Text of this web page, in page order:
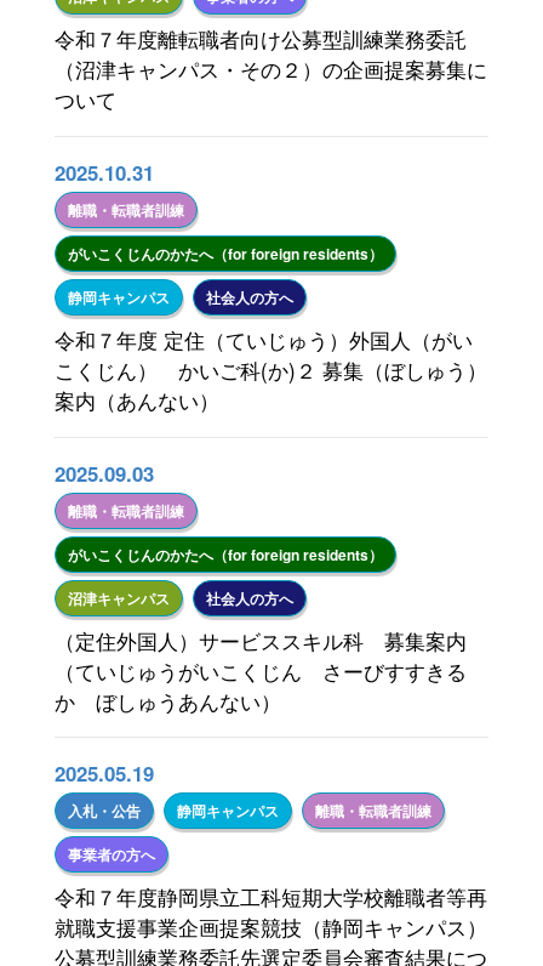
令和７年度離転職者向け公募型訓練業務委託
（沼津キャンパス・その２）の企画提案募集に
ついて
2025.10.31
離職・転職者訓練
がいこくじんのかたへ（for foreign residents）
静岡キャンパス
社会人の方へ
令和７年度 定住（ていじゅう）外国人（がい
こくじん） かいご科(か)２ 募集（ぼしゅう）
案内（あんない）
2025.09.03
離職・転職者訓練
がいこくじんのかたへ（for foreign residents）
沼津キャンパス
社会人の方へ
（定住外国人）サービススキル科 募集案内
（ていじゅうがいこくじん さーびすすきる
か ぼしゅうあんない）
2025.05.19
入札・公告 静岡キャンパス
離職・転職者訓練
事業者の方へ
令和７年度静岡県立工科短期大学校離職者等再
就職支援事業企画提案競技（静岡キャンパス）
公募型訓練業務委託先選定委員会審査結果につ